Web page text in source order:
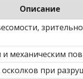
Описание
и механическим
при